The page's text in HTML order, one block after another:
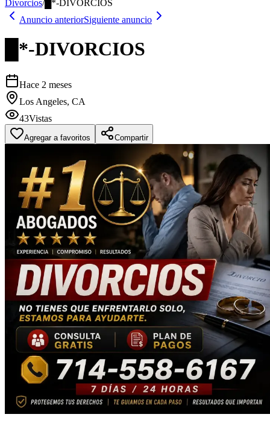
Divorcios/ █*-DIVORCIOS
Anuncio anteriorSiguiente anuncio
█*-DIVORCIOS
Hace 2 meses
Los Angeles, CA
43Vistas
Agregar a favoritos Compartir